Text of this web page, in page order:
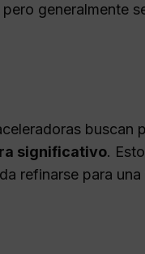
generalmente
buscan
significativo.
refinarse para